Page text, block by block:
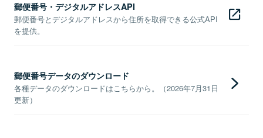
郵便番号・デジタルアドレスAPI
郵便番号とデジタルアドレスから住所を取得できる公式API
を提供。
郵便番号データのダウンロード
各種データのダウンロードはこちらから。（2026年7月31日
更新）